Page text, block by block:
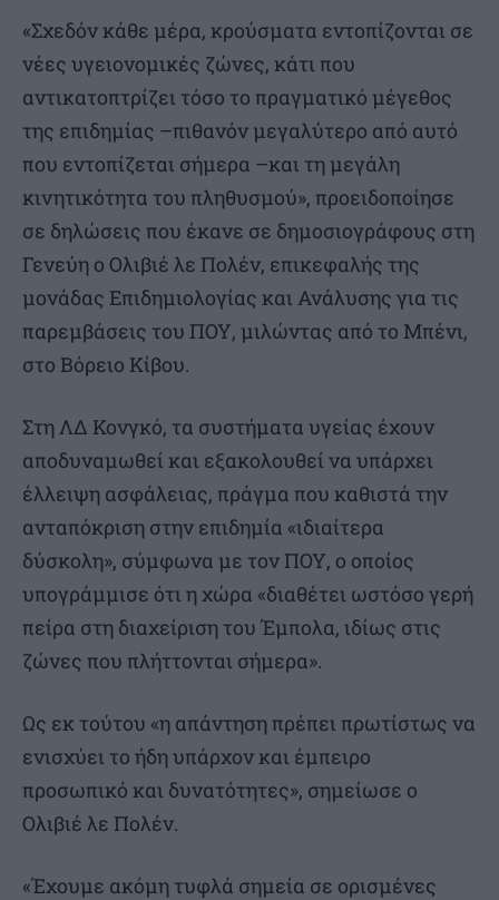
«Σχεδόν κάθε μέρα, κρούσματα εντοπίζονται σε
νέες υγειονομικές ζώνες, κάτι που
αντικατοπτρίζει τόσο το πραγματικό μέγεθος
της επιδημίας –πιθανόν μεγαλύτερο από αυτό
που εντοπίζεται σήμερα –και τη μεγάλη
κινητικότητα του πληθυσμού», προειδοποίησε
σε δηλώσεις που έκανε σε δημοσιογράφους στη
Γενεύη ο Ολιβιέ λε Πολέν, επικεφαλής της
μονάδας Επιδημιολογίας και Ανάλυσης για τις
παρεμβάσεις του ΠΟΥ, μιλώντας από το Μπένι,
στο Βόρειο Κίβου.
Στη ΛΔ Κονγκό, τα συστήματα υγείας έχουν
αποδυναμωθεί και εξακολουθεί να υπάρχει
έλλειψη ασφάλειας, πράγμα που καθιστά την
ανταπόκριση στην επιδημία «ιδιαίτερα
δύσκολη», σύμφωνα με τον ΠΟΥ, ο οποίος
υπογράμμισε ότι η χώρα «διαθέτει ωστόσο γερή
πείρα στη διαχείριση του Έμπολα, ιδίως στις
ζώνες που πλήττονται σήμερα».
Ως εκ τούτου «η απάντηση πρέπει πρωτίστως να
ενισχύει το ήδη υπάρχον και έμπειρο
προσωπικό και δυνατότητες», σημείωσε ο
Ολιβιέ λε Πολέν.
«Έχουμε ακόμη τυφλά σημεία σε ορισμένες